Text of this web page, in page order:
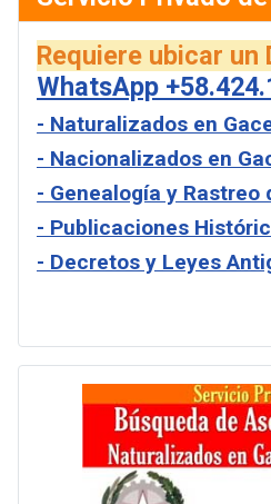
Requiere ubicar un
WhatsApp
- Naturalizados en
- Nacionalizados en
- Genealogía y Rastreo
- Publicaciones
- Decretos y Leyes